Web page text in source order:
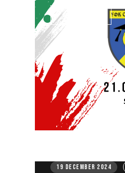
SAZNAJ VIŠE
19 DECEMBER 2024